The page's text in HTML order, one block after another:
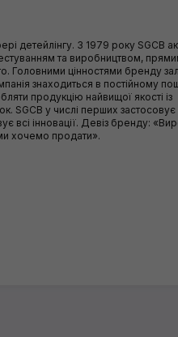
детейлінгу. З 1979 року SGCB
та виробництвом,
Головними цінностями бренду
знаходиться в постійному
продукцію найвищої якості із
SGCB у числі перших застосовує
всі інновації. Девіз бренду:
ми хочемо продати».